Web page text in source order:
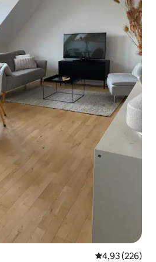
4,93 (226)